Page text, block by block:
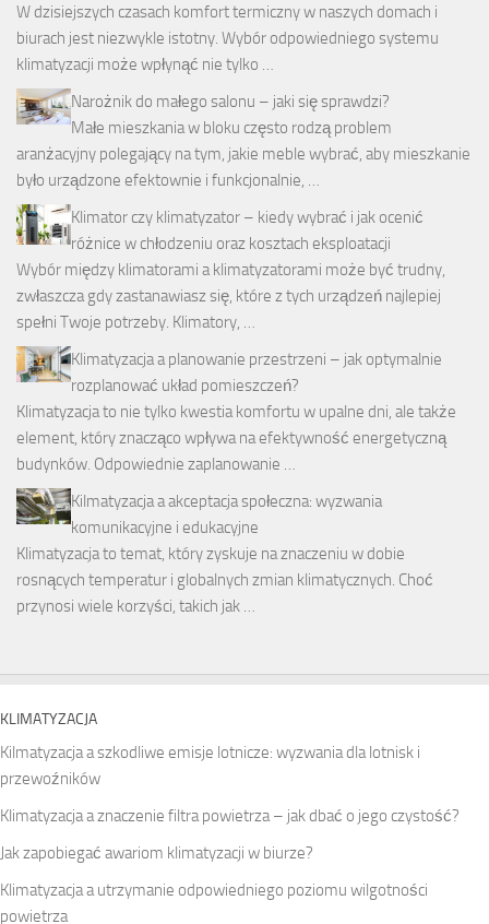
W dzisiejszych czasach komfort termiczny w naszych domach i
biurach jest niezwykle istotny. Wybór odpowiedniego systemu
klimatyzacji może wpłynąć nie tylko …
Narożnik do małego salonu – jaki się sprawdzi?
Małe mieszkania w bloku często rodzą problem
aranżacyjny polegający na tym, jakie meble wybrać, aby mieszkanie
było urządzone efektownie i funkcjonalnie, …
Klimator czy klimatyzator – kiedy wybrać i jak ocenić
różnice w chłodzeniu oraz kosztach eksploatacji
Wybór między klimatorami a klimatyzatorami może być trudny,
zwłaszcza gdy zastanawiasz się, które z tych urządzeń najlepiej
spełni Twoje potrzeby. Klimatory, …
Klimatyzacja a planowanie przestrzeni – jak optymalnie
rozplanować układ pomieszczeń?
Klimatyzacja to nie tylko kwestia komfortu w upalne dni, ale także
element, który znacząco wpływa na efektywność energetyczną
budynków. Odpowiednie zaplanowanie …
Kilmatyzacja a akceptacja społeczna: wyzwania
komunikacyjne i edukacyjne
Klimatyzacja to temat, który zyskuje na znaczeniu w dobie
rosnących temperatur i globalnych zmian klimatycznych. Choć
przynosi wiele korzyści, takich jak …
KLIMATYZACJA
Kilmatyzacja a szkodliwe emisje lotnicze: wyzwania dla lotnisk i
przewoźników
Klimatyzacja a znaczenie filtra powietrza – jak dbać o jego czystość?
Jak zapobiegać awariom klimatyzacji w biurze?
Klimatyzacja a utrzymanie odpowiedniego poziomu wilgotności
powietrza